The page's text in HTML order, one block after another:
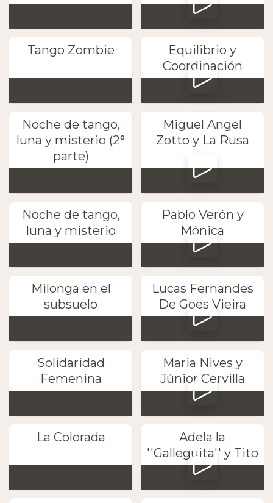
Tango Zombie
Equilibrio y
Coordinación
Noche de tango,
luna y misterio (2°
parte)
Miguel Angel
Zotto y La Rusa
Noche de tango,
luna y misterio
Pablo Verón y
Mónica
Milonga en el
subsuelo
Lucas Fernandes
De Goes Vieira
Solidaridad
Femenina
Maria Nives y
Júnior Cervilla
La Colorada
Adela la
''Galleguita'' y Tito